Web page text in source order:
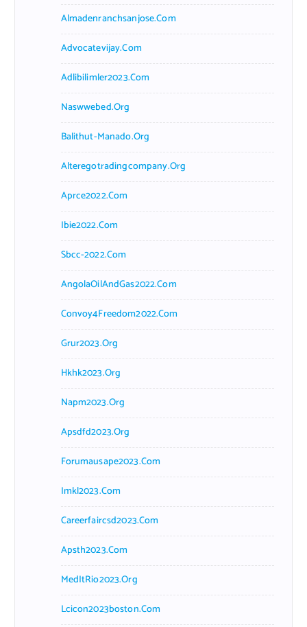
Almadenranchsanjose.com
Advocatevijay.com
Adlibilimler2023.com
Naswwebed.org
Balithut-Manado.org
Alteregotradingcompany.org
Aprce2022.com
Ibie2022.com
Sbcc-2022.com
AngolaOilAndGas2022.com
Convoy4Freedom2022.com
Grur2023.org
Hkhk2023.org
Napm2023.org
Apsdfd2023.org
Forumausape2023.com
Imkl2023.com
Careerfaircsd2023.com
Apsth2023.com
MedItRio2023.org
Lcicon2023boston.com